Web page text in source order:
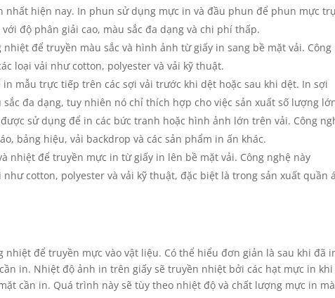
nhất hiện nay. In phun sử dụng mực in và đầu phun để phun mực
độ phân giải cao, màu sắc đa dạng và chi phí thấp.
để truyền màu sắc và hình ảnh từ giấy in sang bề mặt vải. Công
loại vải như cotton, polyester và vải kỹ thuật.
mẫu trực tiếp trên các sợi vải trước khi dệt hoặc sau khi dệt. In sợi
đa dạng, tuy nhiên nó chỉ thích hợp cho việc sản xuất số lượng
sử dụng để in các bức tranh hoặc hình ảnh lớn trên vải. Công
bảng hiệu, vải backdrop và các sản phẩm in ấn khác.
nhiệt để truyền mực in từ giấy in lên bề mặt vải. Công nghệ này
cotton, polyester và vải kỹ thuật, đặc biệt là trong sản xuất quần
để truyền mực vào vật liệu. Có thể hiểu đơn giản là sau khi đã
in. Nhiệt độ ảnh in trên giấy sẽ truyền nhiệt bởi các hạt mực in khi
cần in. Quá trình này sẽ tùy theo nhiệt độ và chất lượng mực in mà